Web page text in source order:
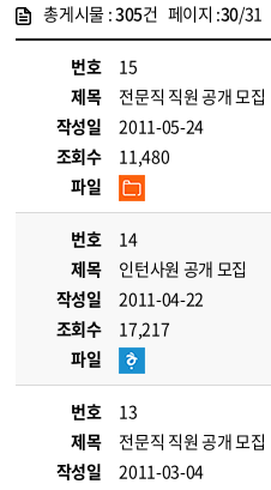
총게시물 :305건 페이지 :30/31
번호
15
제목
전문직 직원 공개 모집
작성일
2011-05-24
조회수
11,480
파일
번호
14
제목
인턴사원 공개 모집
작성일
2011-04-22
조회수
17,217
파일
번호
13
제목
전문직 직원 공개 모집
작성일
2011-03-04